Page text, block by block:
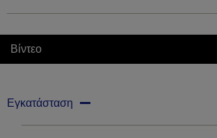
Βίντεο
Εγκατάσταση